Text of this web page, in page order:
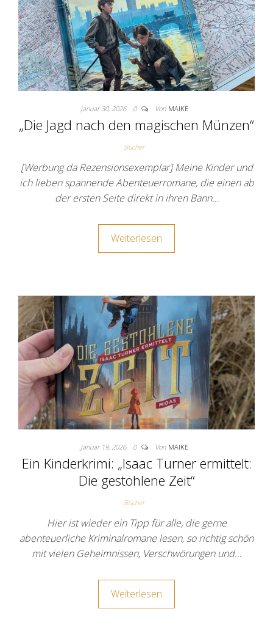
Januar 30, 2026 0 Von MAIKE
„Die Jagd nach den magischen Münzen“
Bücher
[Werbung da Rezensionsexemplar] Meine Kinder und
ich lieben spannende Abenteuerromane, die einen ab
der ersten Seite direkt in ihren Bann…
Weiterlesen
Januar 19, 2026 0 Von MAIKE
Ein Kinderkrimi: „Isaac Turner ermittelt:
Die gestohlene Zeit“
Bücher
Hier ist wieder ein Tipp für alle, die gerne
abenteuerliche Kriminalromane lesen, so richtig schön
mit vielen Geheimnissen, Verschwörungen und…
Weiterlesen